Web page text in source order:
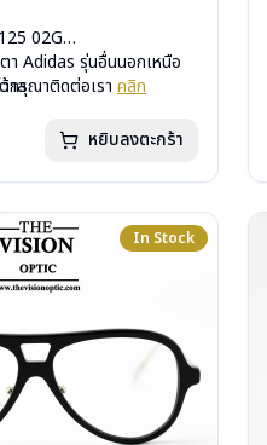
02G
าล
า Adidas รุ่นอื่นนอกเหนือ
กรุณาติดต่อเรา คลิก
หยิบลงตะกร้า
In Stock